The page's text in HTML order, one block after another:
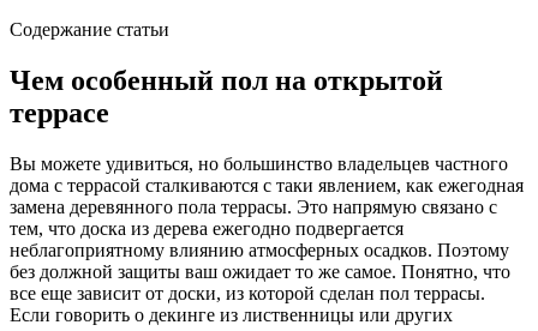
Содержание статьи
Чем особенный пол на открытой
террасе
Вы можете удивиться, но большинство владельцев частного
дома с террасой сталкиваются с таки явлением, как ежегодная
замена деревянного пола террасы. Это напрямую связано с
тем, что доска из дерева ежегодно подвергается
неблагоприятному влиянию атмосферных осадков. Поэтому
без должной защиты ваш ожидает то же самое. Понятно, что
все еще зависит от доски, из которой сделан пол террасы.
Если говорить о декинге из лиственницы или других